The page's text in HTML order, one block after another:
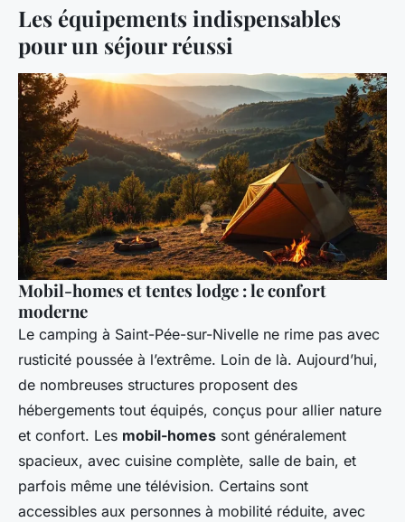
Les équipements indispensables
pour un séjour réussi
Mobil-homes et tentes lodge : le confort
moderne
Le camping à Saint-Pée-sur-Nivelle ne rime pas avec
rusticité poussée à l’extrême. Loin de là. Aujourd’hui,
de nombreuses structures proposent des
hébergements tout équipés, conçus pour allier nature
et confort. Les mobil-homes sont généralement
spacieux, avec cuisine complète, salle de bain, et
parfois même une télévision. Certains sont
accessibles aux personnes à mobilité réduite, avec